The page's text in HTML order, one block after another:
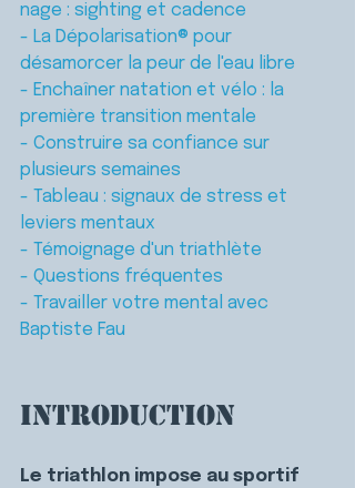
nage : sighting et cadence
- La Dépolarisation® pour
désamorcer la peur de l'eau libre
- Enchaîner natation et vélo : la
première transition mentale
- Construire sa confiance sur
plusieurs semaines
- Tableau : signaux de stress et
leviers mentaux
- Témoignage d'un triathlète
- Questions fréquentes
- Travailler votre mental avec
Baptiste Fau
Introduction
Le triathlon impose au sportif